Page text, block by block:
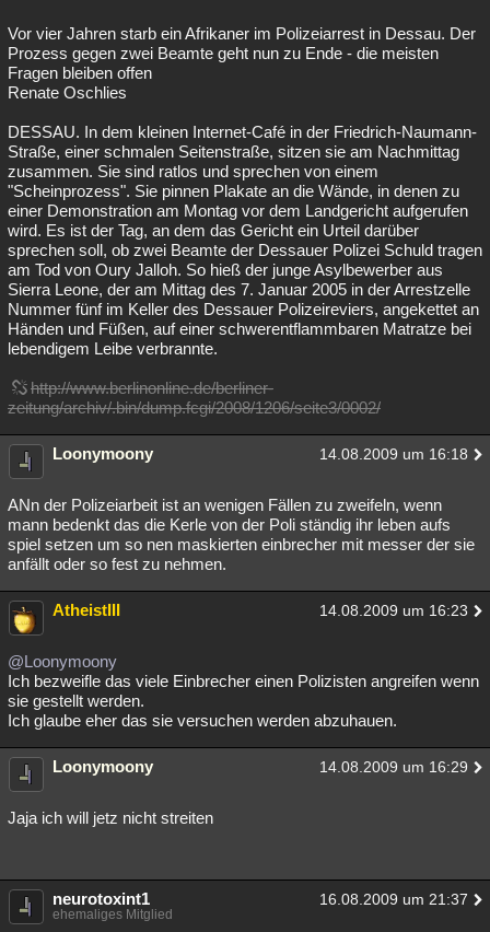
Vor vier Jahren starb ein Afrikaner im Polizeiarrest in Dessau. Der
Prozess gegen zwei Beamte geht nun zu Ende - die meisten
Fragen bleiben offen
Renate Oschlies
DESSAU. In dem kleinen Internet-Café in der Friedrich-Naumann-
Straße, einer schmalen Seitenstraße, sitzen sie am Nachmittag
zusammen. Sie sind ratlos und sprechen von einem
"Scheinprozess". Sie pinnen Plakate an die Wände, in denen zu
einer Demonstration am Montag vor dem Landgericht aufgerufen
wird. Es ist der Tag, an dem das Gericht ein Urteil darüber
sprechen soll, ob zwei Beamte der Dessauer Polizei Schuld tragen
am Tod von Oury Jalloh. So hieß der junge Asylbewerber aus
Sierra Leone, der am Mittag des 7. Januar 2005 in der Arrestzelle
Nummer fünf im Keller des Dessauer Polizeireviers, angekettet an
Händen und Füßen, auf einer schwerentflammbaren Matratze bei
lebendigem Leibe verbrannte.
http://www.berlinonline.de/berliner-
zeitung/archiv/.bin/dump.fcgi/2008/1206/seite3/0002/
Loonymoony 14.08.2009 um 16:18
ANn der Polizeiarbeit ist an wenigen Fällen zu zweifeln, wenn
mann bedenkt das die Kerle von der Poli ständig ihr leben aufs
spiel setzen um so nen maskierten einbrecher mit messer der sie
anfällt oder so fest zu nehmen.
AtheistIII 14.08.2009 um 16:23
@Loonymoony
Ich bezweifle das viele Einbrecher einen Polizisten angreifen wenn
sie gestellt werden.
Ich glaube eher das sie versuchen werden abzuhauen.
Loonymoony 14.08.2009 um 16:29
Jaja ich will jetz nicht streiten
neurotoxint1 16.08.2009 um 21:37
ehemaliges Mitglied